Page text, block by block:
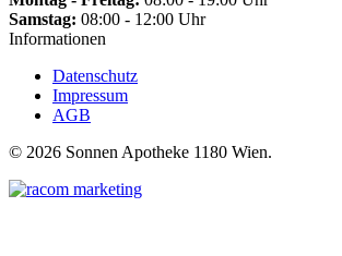
Samstag: 08:00 - 12:00 Uhr
Informationen
Datenschutz
Impressum
AGB
© 2026 Sonnen Apotheke 1180 Wien.